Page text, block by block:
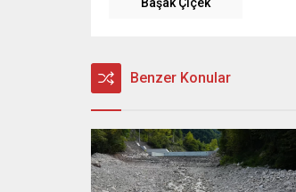
Benzer Konular